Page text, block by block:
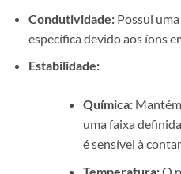
Condutividade:Possui
específica devido aos íons
Estabilidade:
Química:Mantém
uma faixa
é sensível à